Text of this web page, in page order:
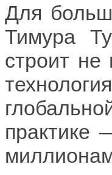
Для
Тимура
строит не
практике